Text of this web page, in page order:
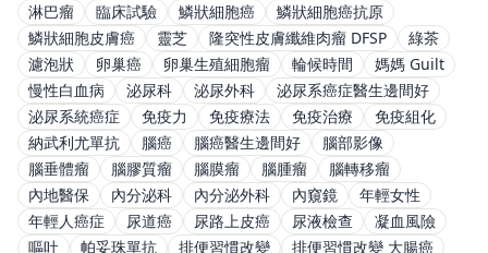
淋巴瘤
臨床試驗 鱗狀細胞癌
鱗狀細胞癌抗原
鱗狀細胞皮膚癌
靈芝 隆突性皮膚纖維肉瘤 DFSP
綠茶
濾泡狀
卵巢癌 卵巢生殖細胞瘤 輪候時間
媽媽 Guilt
慢性白血病
泌尿科 泌尿外科
泌尿系癌症醫生邊間好
泌尿系統癌症
免疫力 免疫療法 免疫治療
免疫組化
納武利尤單抗
腦癌 腦癌醫生邊間好
腦部影像
腦垂體瘤
腦膠質瘤 腦膜瘤 腦腫瘤
腦轉移瘤
內地醫保
內分泌科 內分泌外科 內窺鏡
年輕女性
年輕人癌症
尿道癌 尿路上皮癌 尿液檢查
凝血風險
嘔吐
帕妥珠單抗 排便習慣改變
排便習慣改變 大腸癌